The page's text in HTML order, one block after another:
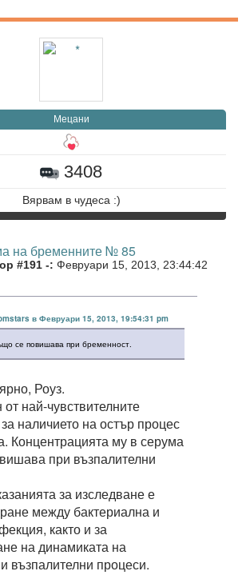
Мецани
3408
Вярвам в чудеса :)
на бременните № 85
#191 -: Февруари 15, 2013, 23:44:42
в Февруари 15, 2013, 19:54:31 pm
се повишава при бременност.
Роуз.
най-чувствителните
наличието на остър процес
Концентрацията му в серума
при възпалителни
за изследване е
между бактериална и
както и за
на динамиката на
възпалителни процеси.